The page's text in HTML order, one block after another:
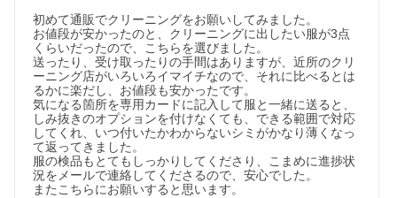
初めて通販でクリーニングをお願いしてみました。
お値段が安かったのと、クリーニングに出したい服が3点
くらいだったので、こちらを選びました。
送ったり、受け取ったりの手間はありますが、近所のクリ
ーニング店がいろいろイマイチなので、それに比べるとは
るかに楽だし、お値段も安かったです。
気になる箇所を専用カードに記入して服と一緒に送ると、
しみ抜きのオプションを付けなくても、できる範囲で対応
してくれ、いつ付いたかわからないシミがかなり薄くなっ
て返ってきました。
服の検品もとてもしっかりしてくださり、こまめに進捗状
況をメールで連絡してくださるので、安心でした。
またこちらにお願いすると思います。